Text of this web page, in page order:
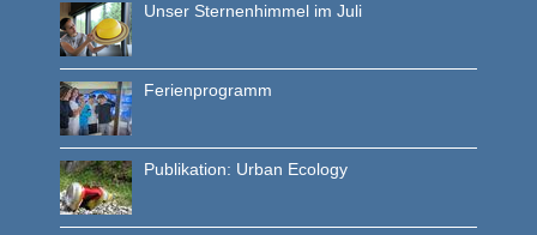
Unser Sternenhimmel im Juli
Ferienprogramm
Publikation: Urban Ecology